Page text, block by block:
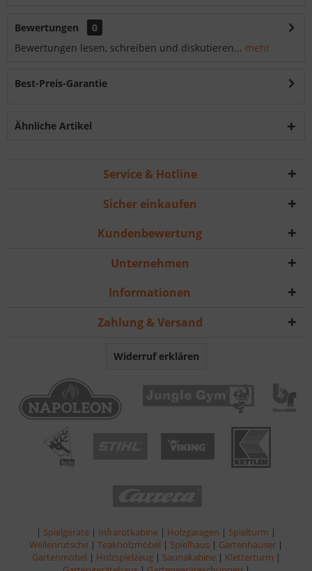
Bewertungen
0
Bewertungen lesen, schreiben und diskutieren... mehr
Best-Preis-Garantie
Ähnliche Artikel
Service & Hotline
Sicher einkaufen
Kundenbewertung
Unternehmen
Informationen
Zahlung & Versand
Widerruf erklären
| Spielgeräte | Infrarotkabine | Holzgaragen | Spielturm |
Wellenrutsche | Teakholzmöbel | Spielhaus | Gartenhäuser |
Gartenmöbel | Holzspielzeug | Saunakabine | Kletterturm |